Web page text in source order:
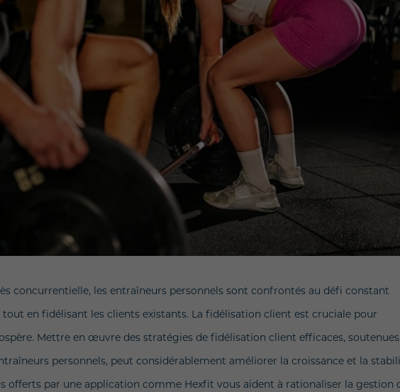
concurrentielle, les entraîneurs personnels sont confrontés au défi constant
en fidélisant les clients existants. La fidélisation client est cruciale pour
Mettre en œuvre des stratégies de fidélisation client efficaces,
personnels, peut considérablement améliorer la croissance et la
offerts par une application comme Hexfit vous aident à rationaliser la gestion